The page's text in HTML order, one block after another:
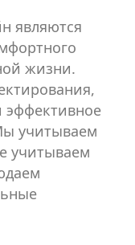
являются
жизни.
эффективное
учитываем
учитываем